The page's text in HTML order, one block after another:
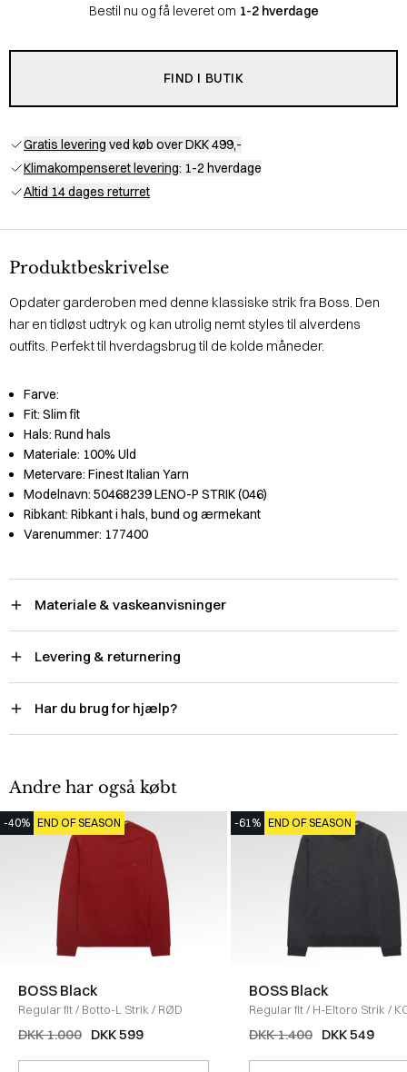
Bestil nu og få leveret om 1-2 hverdage
FIND I BUTIK
Gratis levering ved køb over DKK 499,-
Klimakompenseret levering: 1-2 hverdage
Altid 14 dages returret
Produktbeskrivelse
Opdater garderoben med denne klassiske strik fra Boss. Den
har en tidløst udtryk og kan utrolig nemt styles til alverdens
outfits. Perfekt til hverdagsbrug til de kolde måneder.
Farve:
Fit: Slim fit
Hals: Rund hals
Materiale: 100% Uld
Metervare: Finest Italian Yarn
Modelnavn: 50468239 LENO-P STRIK (046)
Ribkant: Ribkant i hals, bund og ærmekant
Varenummer: 177400
Materiale & vaskeanvisninger
Levering & returnering
Har du brug for hjælp?
Andre har også købt
-40% END OF SEASON
BOSS Black
Regular fit/ Botto-L Strik / RØD
DKK 1.000 DKK 599
-61% END OF SEASON
BOSS Black
Regular fit/ H-Eltoro Strik /
DKK 1.400 DKK 549